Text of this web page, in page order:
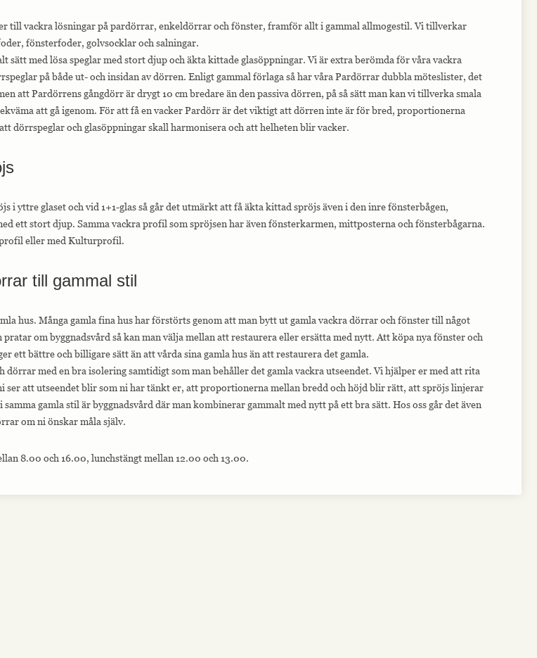
till vackra lösningar på pardörrar, enkeldörrar och fönster, framför allt i gammal allmogestil. Vi tillverkar
fönsterfoder, golvsocklar och salningar.
sätt med lösa speglar med stort djup och äkta kittade glasöppningar. Vi är extra berömda för våra vackra
på både ut- och insidan av dörren. Enligt gammal förlaga så har våra Pardörrar dubbla möteslister, det
att Pardörrens gångdörr är drygt 10 cm bredare än den passiva dörren, på så sätt man kan vi tillverka smala
att gå igenom. För att få en vacker Pardörr är det viktigt att dörren inte är för bred, proportionerna
dörrspeglar och glasöppningar skall harmonisera och att helheten blir vacker.
i yttre glaset och vid 1+1-glas så går det utmärkt att få äkta kittad spröjs även i den inre fönsterbågen,
ett stort djup. Samma vackra profil som spröjsen har även fönsterkarmen, mittposterna och fönsterbågarna.
eller med Kulturprofil.
till gammal stil
hus. Många gamla fina hus har förstörts genom att man bytt ut gamla vackra dörrar och fönster till något
pratar om byggnadsvård så kan man välja mellan att restaurera eller ersätta med nytt. Att köpa nya fönster och
ett bättre och billigare sätt än att vårda sina gamla hus än att restaurera det gamla.
med en bra isolering samtidigt som man behåller det gamla vackra utseendet. Vi hjälper er med att rita
ser att utseendet blir som ni har tänkt er, att proportionerna mellan bredd och höjd blir rätt, att spröjs linjerar
gamla stil är byggnadsvård där man kombinerar gammalt med nytt på ett bra sätt. Hos oss går det även
om ni önskar måla själv.
8.00 och 16.00, lunchstängt mellan 12.00 och 13.00.